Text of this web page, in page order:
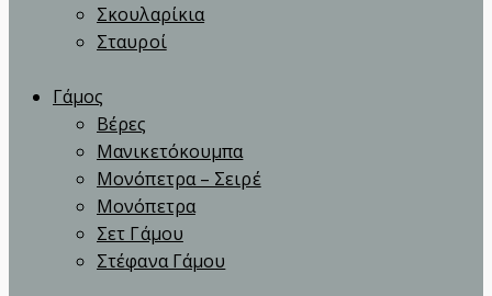
Σκουλαρίκια
Σταυροί
Γάμος
Βέρες
Μανικετόκουμπα
Μονόπετρα – Σειρέ
Μονόπετρα
Σετ Γάμου
Στέφανα Γάμου